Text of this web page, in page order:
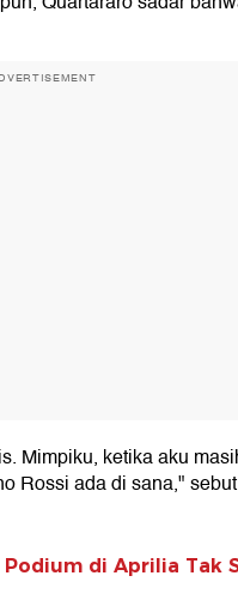
Mimpiku, ketika aku
Rossi ada di sana,"
di Aprilia Tak